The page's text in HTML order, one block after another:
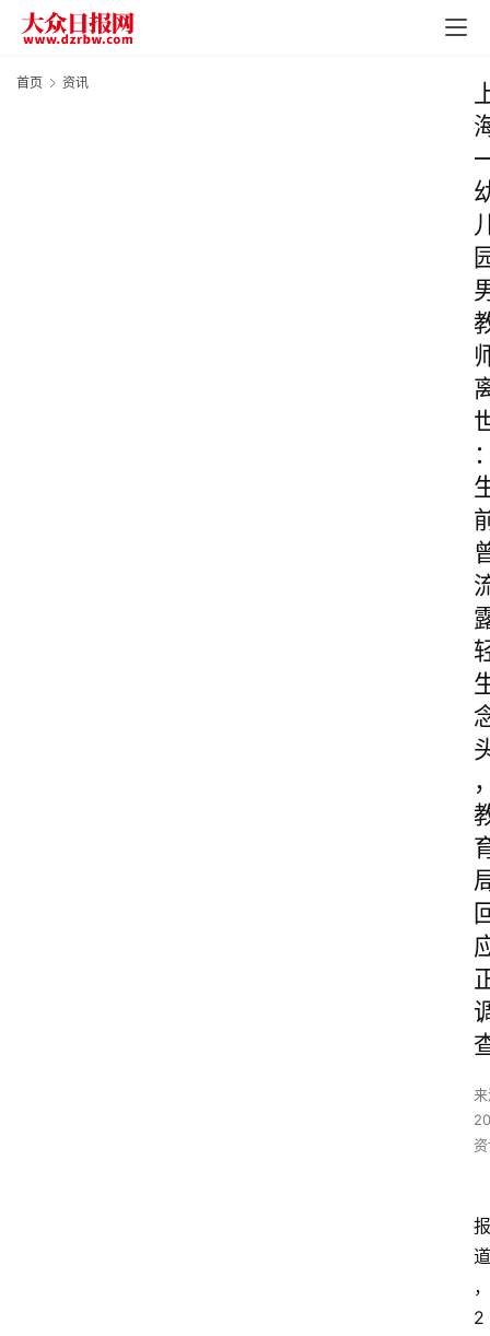
首页 资讯
报
道
，
2